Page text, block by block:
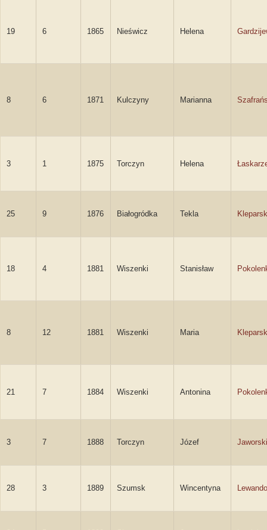
19 6 1865 Nieświcz Helena
8 6 1871 Kulczyny Marianna
3 1 1875 Torczyn Helena
25 9 1876 Białogródka Tekla
18 4 1881 Wiszenki Stanisław
8 12 1881 Wiszenki Maria
21 7 1884 Wiszenki Antonina
3 7 1888 Torczyn Józef Jaworski
28 3 1889 Szumsk Wincentyna